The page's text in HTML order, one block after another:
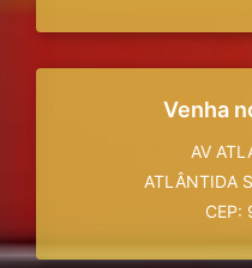
Venha
AV
ATLÂNTIDA
CEP: